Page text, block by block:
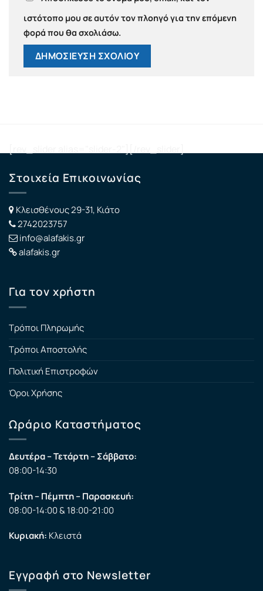
ιστότοπο μου σε αυτόν τον πλοηγό για την επόμενη
φορά που θα σχολιάσω.
Στοιχεία Επικοινωνίας
Κλεισθένους 29-31, Κιάτο
2742023757
info@alafakis.gr
alafakis.gr
Για τον χρήστη
Τρόποι Πληρωμής
Τρόποι Αποστολής
Πολιτική Επιστροφών
Όροι Χρήσης
Ωράριο Καταστήματος
Δευτέρα – Τετάρτη – Σάββατο:
08:00-14:30
Τρίτη – Πέμπτη – Παρασκευή:
08:00-14:00 & 18:00-21:00
Κυριακή: Κλειστά
Εγγραφή στο Newsletter